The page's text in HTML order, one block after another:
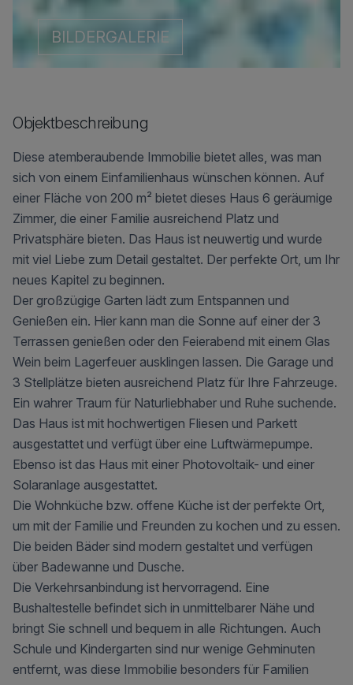
BILDERGALERIE
Objektbeschreibung
Diese atemberaubende Immobilie bietet alles, was man
sich von einem Einfamilienhaus wünschen können. Auf
einer Fläche von 200 m² bietet dieses Haus 6 geräumige
Zimmer, die einer Familie ausreichend Platz und
Privatsphäre bieten. Das Haus ist neuwertig und wurde
mit viel Liebe zum Detail gestaltet. Der perfekte Ort, um Ihr
neues Kapitel zu beginnen.
Der großzügige Garten lädt zum Entspannen und
Genießen ein. Hier kann man die Sonne auf einer der 3
Terrassen genießen oder den Feierabend mit einem Glas
Wein beim Lagerfeuer ausklingen lassen. Die Garage und
3 Stellplätze bieten ausreichend Platz für Ihre Fahrzeuge.
Ein wahrer Traum für Naturliebhaber und Ruhe suchende.
Das Haus ist mit hochwertigen Fliesen und Parkett
ausgestattet und verfügt über eine Luftwärmepumpe.
Ebenso ist das Haus mit einer Photovoltaik- und einer
Solaranlage ausgestattet.
Die Wohnküche bzw. offene Küche ist der perfekte Ort,
um mit der Familie und Freunden zu kochen und zu essen.
Die beiden Bäder sind modern gestaltet und verfügen
über Badewanne und Dusche.
Die Verkehrsanbindung ist hervorragend. Eine
Bushaltestelle befindet sich in unmittelbarer Nähe und
bringt Sie schnell und bequem in alle Richtungen. Auch
Schule und Kindergarten sind nur wenige Gehminuten
entfernt, was diese Immobilie besonders für Familien